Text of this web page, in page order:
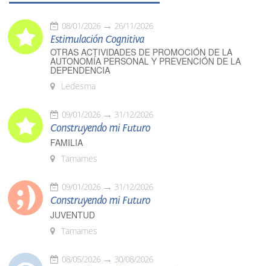
08/01/2026 26/11/2026
Estimulación Cognitiva
OTRAS ACTIVIDADES DE PROMOCIÓN DE LA
AUTONOMÍA PERSONAL Y PREVENCIÓN DE LA
DEPENDENCIA
Ledesma
09/01/2026 31/12/2026
Construyendo mi Futuro
FAMILIA
Tamames
09/01/2026 31/12/2026
Construyendo mi Futuro
JUVENTUD
Tamames
08/05/2026 30/08/2026